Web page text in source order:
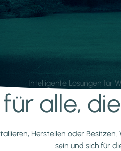
Intelligente Lösungen für
alle,
Herstellen oder
sein und sich für